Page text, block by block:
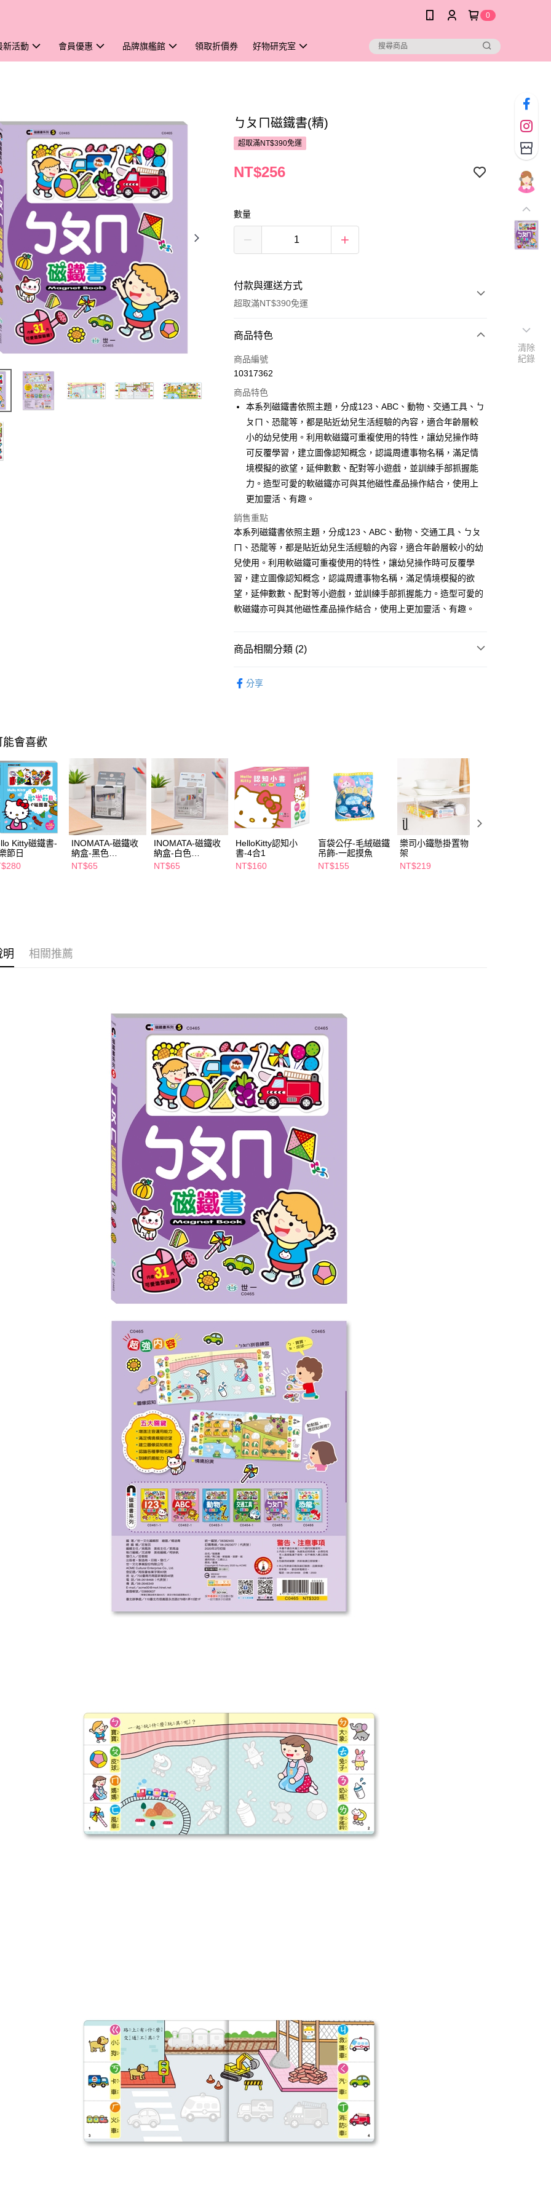
0
新活動 會員優惠 品牌旗艦館 領取折價券 好物研究室
ㄅㄆㄇ磁鐵書(精)
超取滿NT$390免運
NT$256
數量
付款與運送方式
超取滿NT$390免運
付款方式
POYA支付
超商取貨付款
LINE Pay
Apple Pay
街口支付
悠遊付
Google Pay
AFTEE先享後付
相關說明
【關於「AFTEE先享後付」】
AFTEE先享後付是「在收到商品之後才付款」的支付方式。 讓您購物簡單
便利好安心！
１．簡單：不需註冊會員、不需綁卡、不需儲值。
２．便利：只要手機號碼，簡訊認證，即可結帳。
【「AFTEE先享後付」結帳流程】
１．於結帳方式選擇「AFTEE先享後付」後，將跳轉至「AFTEE先享後
２．訂單成立數日內，您將收到繳費通知簡訊。
３．收到繳費通知簡訊後14天內，點擊此簡訊中的連結，可透過四大超商
付客戶支援中心」https://netprotections.freshdesk.com/support/home
【注意事項】
１．透過由恩沛科技股份有限公司提供之「AFTEE先享後付」服務完成之
交易，需依本服務之必要範圍內提供個人資料，並將交易相關給付款項請
求債權轉讓予恩沛科技股份有限公司。
https://aftee.tw/terms/#terms3
３．未成年的使用者請事先徵得法定代理人或監護人之同意方可使用
「AFTEE先享後付」，若未經同意申辦者引起之損失，本公司不負相關責
即享券
運送方式
每筆NT$65，滿NT$390(含以上)免運費
付款後全家取貨
每筆NT$65，滿NT$490(含以上)免運費
7-11取貨付款
每筆NT$65，滿NT$490(含以上)免運費
每筆NT$65，滿NT$490(含以上)免運費
商品特色
商品編號
10317362
商品特色
本系列磁鐵書依照主題，分成123、ABC、動物、交通工具、ㄅ
ㄆㄇ、恐龍等，都是貼近幼兒生活經驗的內容，適合年齡層較
小的幼兒使用。利用軟磁鐵可重複使用的特性，讓幼兒操作時
可反覆學習，建立圖像認知概念，認識周遭事物名稱，滿足情
境模擬的欲望，延伸數數、配對等小遊戲，並訓練手部抓握能
力。造型可愛的軟磁鐵亦可與其他磁性產品操作結合，使用上
更加靈活、有趣。
銷售重點
本系列磁鐵書依照主題，分成123、ABC、動物、交通工具、ㄅㄆ
ㄇ、恐龍等，都是貼近幼兒生活經驗的內容，適合年齡層較小的幼
兒使用。利用軟磁鐵可重複使用的特性，讓幼兒操作時可反覆學
習，建立圖像認知概念，認識周遭事物名稱，滿足情境模擬的欲
望，延伸數數、配對等小遊戲，並訓練手部抓握能力。造型可愛的
軟磁鐵亦可與其他磁性產品操作結合，使用上更加靈活、有趣。
商品相關分類 (2)
分享
能會喜歡
Kitty磁鐵書-
節日
INOMATA-磁鐵收
納盒-黑色
8.5x8.5CM
NT$65
INOMATA-磁鐵收
納盒-白色
8.5x8.5CM
NT$65
HelloKitty認知小
書-4合1
NT$160
盲袋公仔-毛絨磁鐵
吊飾-一起摸魚
NT$155
樂司小鐵懸掛置物
架
NT$219
明 相關推薦
清除
紀錄